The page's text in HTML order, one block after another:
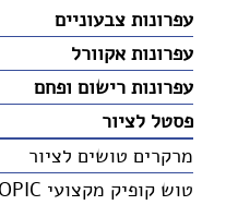
עפרונות צבעוניים
עפרונות אקוורל
עפרונות רישום ופחם
פסטל לציור
מרקרים טושים לציור
טוש קופיק מקצועי COPIC